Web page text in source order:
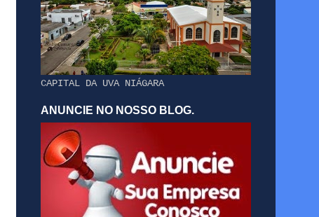
CAPITAL DA UVA NIÁGARA
ANUNCIE NO NOSSO BLOG.